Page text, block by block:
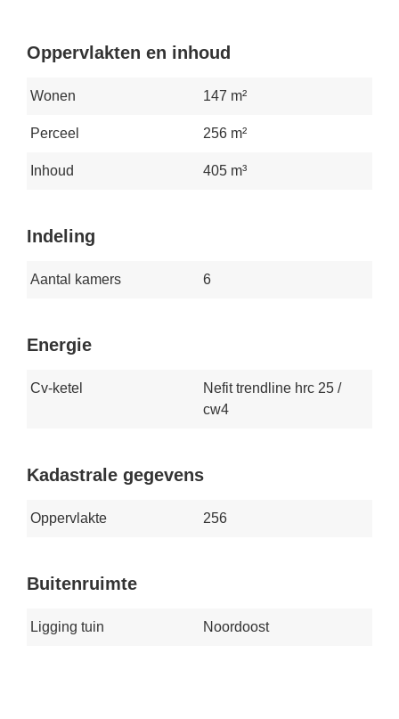
Oppervlakten en inhoud
Wonen 147 m²
Perceel 256 m²
Inhoud 405 m³
Indeling
Aantal kamers 6
Energie
Cv-ketel
Nefit trendline hrc 25 /
cw4
Kadastrale gegevens
Oppervlakte 256
Buitenruimte
Ligging tuin Noordoost